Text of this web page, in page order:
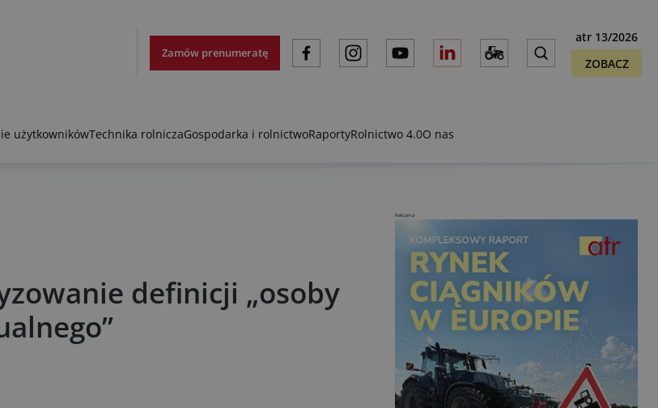
Zamów prenumeratę
atr 13/2026
ZOBACZ
użytkownikówTechnika rolniczaGospodarka i rolnictwoRaportyRolnictwo 4.0O nas
definicji „osoby
Reklama